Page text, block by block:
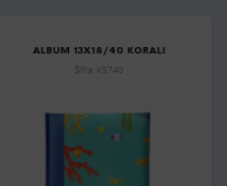
ALBUM 13X18/40 KORALI
Šifra: K5740